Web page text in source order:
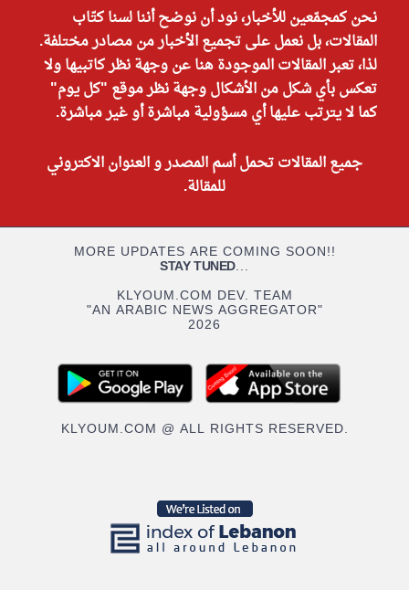
نحن كمجمّعين للأخبار، نود أن نوضح أننا لسنا كتّاب
المقالات، بل نعمل على تجميع الأخبار من مصادر مختلفة.
لذا، تعبر المقالات الموجودة هنا عن وجهة نظر كاتبيها ولا
تعكس بأي شكل من الأشكال وجهة نظر موقع "كل يوم"
كما لا يترتب عليها أي مسؤولية مباشرة أو غير مباشرة.
جميع المقالات تحمل أسم المصدر و العنوان الاكتروني
للمقالة.
MORE UPDATES ARE COMING SOON!!
STAY TUNED...
KLYOUM.COM DEV. TEAM
"AN ARABIC NEWS AGGREGATOR"
2026
KLYOUM.COM @ ALL RIGHTS RESERVED.